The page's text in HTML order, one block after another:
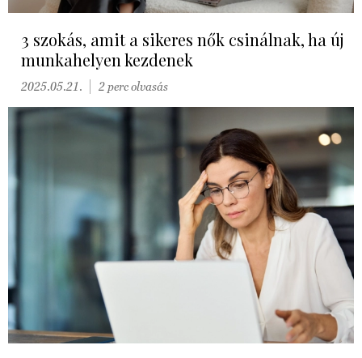
3 szokás, amit a sikeres nők csinálnak, ha új
munkahelyen kezdenek
2025.05.21. 2 perc olvasás